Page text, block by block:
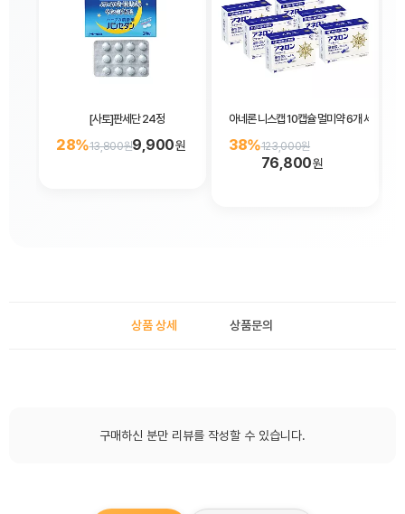
[사토]판세단 24정
28%13,800원9,900원
아네론 니스캡 10캡슐 멀미약 6개 세트
38%123,000원
76,800원
상품 상세 상품문의
구매하신 분만 리뷰를 작성할 수 있습니다.